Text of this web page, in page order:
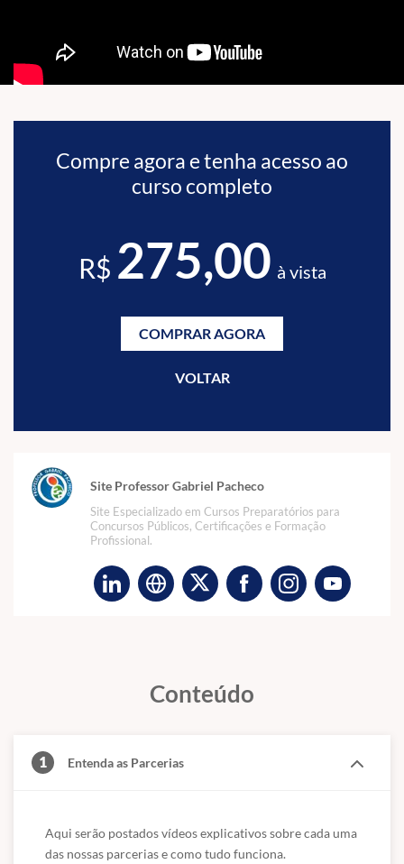
Site Professor Gabriel Pacheco
Site Especializado em Cursos Preparatórios para
Concursos Públicos, Certificações e Formação
Profissional.
Compre agora e tenha acesso ao
curso completo
R$ 275,00 à vista
COMPRAR AGORA
VOLTAR
Conteúdo
1 Entenda as Parcerias
Aqui serão postados vídeos explicativos sobre cada uma
das nossas parcerias e como tudo funciona.